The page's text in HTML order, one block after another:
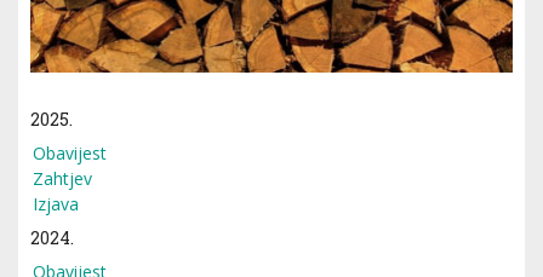
2025.
Obavijest
Zahtjev
Izjava
2024.
Obavijest